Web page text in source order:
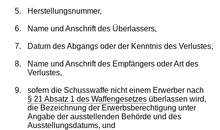
5. Herstellungsnummer,
6. Name und Anschrift des Überlassers,
7. Datum des Abgangs oder der Kenntnis des Verlustes,
8.
Name und Anschrift des Empfängers oder Art des
Verlustes,
9.
sofern die Schusswaffe nicht einem Erwerber nach
§ 21 Absatz 1 des Waffengesetzesüberlassen wird,
die Bezeichnung der Erwerbsberechtigung unter
Angabe der ausstellenden Behörde und des
Ausstellungsdatums, und